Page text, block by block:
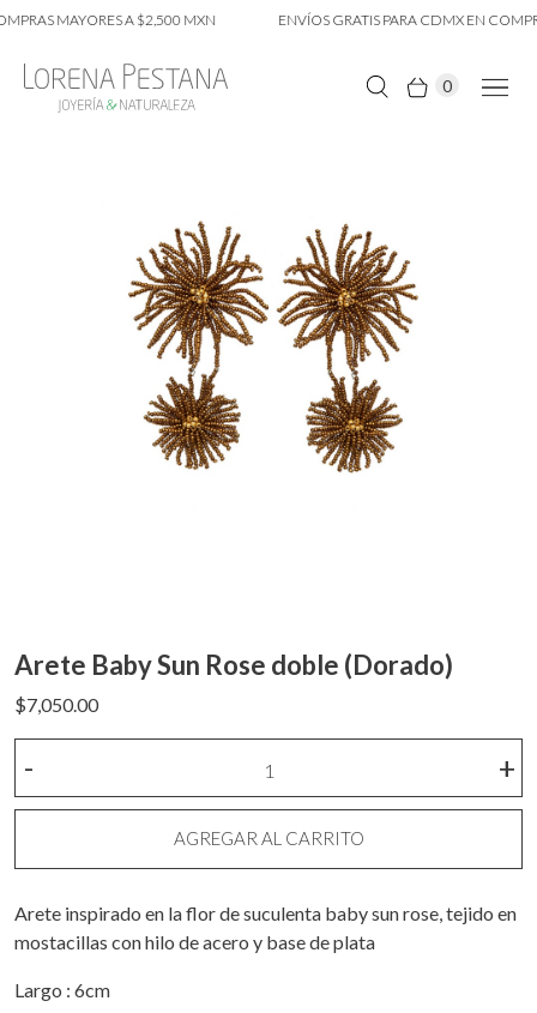
MAYORES A $2,500 MXN ENVÍOS GRATIS PARA CDMX EN
0
Arete Baby Sun Rose doble (Dorado)
$7,050.00
Sun
doble
cantidad
+
-
AGREGAR AL CARRITO
Arete inspirado en la flor de suculenta baby sun rose, tejido en
mostacillas con hilo de acero y base de plata
Largo : 6cm